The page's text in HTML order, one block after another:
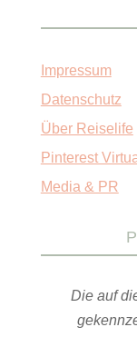
Impressum
Datenschutz
Über Reiselife
Pinterest
Media & PR
Die auf